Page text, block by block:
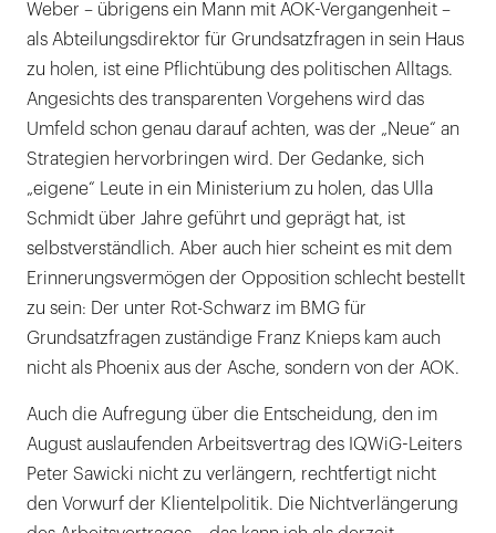
Weber – übrigens ein Mann mit AOK-Vergangenheit –
als Abteilungsdirektor für Grundsatzfragen in sein Haus
zu holen, ist eine Pflichtübung des politischen Alltags.
Angesichts des transparenten Vorgehens wird das
Umfeld schon genau darauf achten, was der „Neue“ an
Strategien hervorbringen wird. Der Gedanke, sich
„eigene“ Leute in ein Ministerium zu holen, das Ulla
Schmidt über Jahre geführt und geprägt hat, ist
selbstverständlich. Aber auch hier scheint es mit dem
Erinnerungsvermögen der Opposition schlecht bestellt
zu sein: Der unter Rot-Schwarz im BMG für
Grundsatzfragen zuständige Franz Knieps kam auch
nicht als Phoenix aus der Asche, sondern von der AOK.
Auch die Aufregung über die Entscheidung, den im
August auslaufenden Arbeitsvertrag des IQWiG-Leiters
Peter Sawicki nicht zu verlängern, rechtfertigt nicht
den Vorwurf der Klientelpolitik. Die Nichtverlängerung